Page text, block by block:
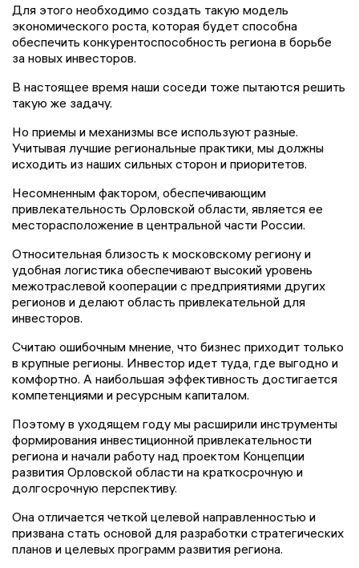
Для этого необходимо создать такую модель
экономического роста, которая будет способна
обеспечить конкурентоспособность региона в борьбе
за новых инвесторов.
В настоящее время наши соседи тоже пытаются решить
такую же задачу.
Но приемы и механизмы все используют разные.
Учитывая лучшие региональные практики, мы должны
исходить из наших сильных сторон и приоритетов.
Несомненным фактором, обеспечивающим
привлекательность Орловской области, является ее
месторасположение в центральной части России.
Относительная близость к московскому региону и
удобная логистика обеспечивают высокий уровень
межотраслевой кооперации с предприятиями других
регионов и делают область привлекательной для
инвесторов.
Считаю ошибочным мнение, что бизнес приходит только
в крупные регионы. Инвестор идет туда, где выгодно и
комфортно. А наибольшая эффективность достигается
компетенциями и ресурсным капиталом.
Поэтому в уходящем году мы расширили инструменты
формирования инвестиционной привлекательности
региона и начали работу над проектом Концепции
развития Орловской области на краткосрочную и
долгосрочную перспективу.
Она отличается четкой целевой направленностью и
призвана стать основой для разработки стратегических
планов и целевых программ развития региона.